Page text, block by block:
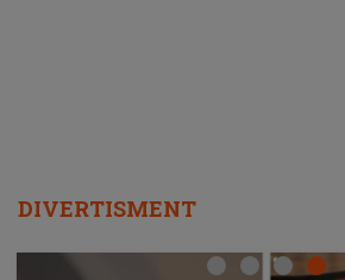
DIVERTISMENT